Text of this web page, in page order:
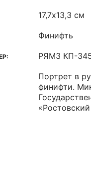
17,7х13,3 см
Финифть
РЯМЗ КП-
Портрет в
финифти.